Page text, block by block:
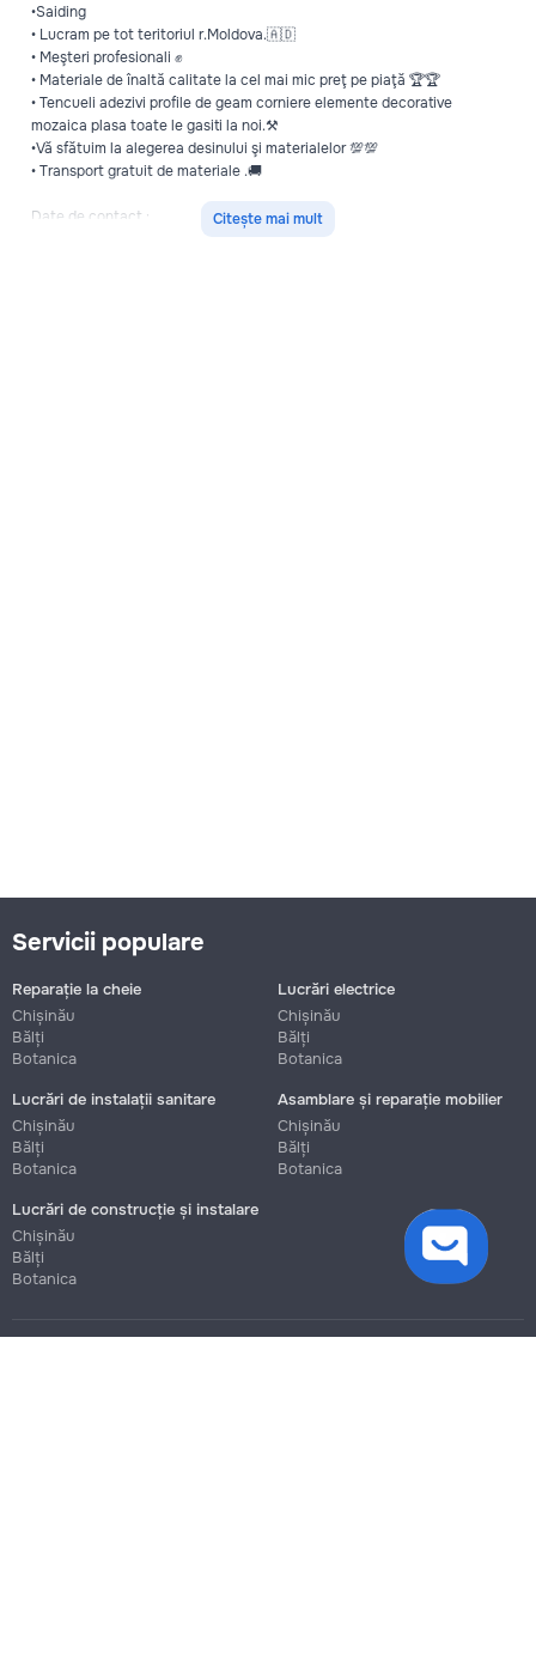
•Saiding
• Lucram pe tot teritoriul r.Moldova.🇦🇩
• Meşteri profesionali ✊
• Materiale de înaltă calitate la cel mai mic preţ pe piaţă 🏆🏆
• Tencueli adezivi profile de geam corniere elemente decorative
mozaica plasa toate le gasiti la noi.⚒
•Vă sfătuim la alegerea desinului şi materialelor 💯💯
• Transport gratuit de materiale .🚚
Date de contact : Citește mai mult
Servicii populare
Reparație la cheie
Chișinău
Bălți
Botanica
Lucrări electrice
Chișinău
Bălți
Botanica
Lucrări de instalații sanitare
Chișinău
Bălți
Botanica
Asamblare și reparație mobilier
Chișinău
Bălți
Botanica
Lucrări de construcție și instalare
Chișinău
Bălți
Botanica